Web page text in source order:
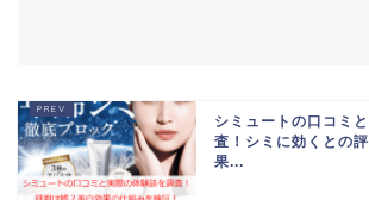
シミュートの口コミ
査！シミに効くとの
果...